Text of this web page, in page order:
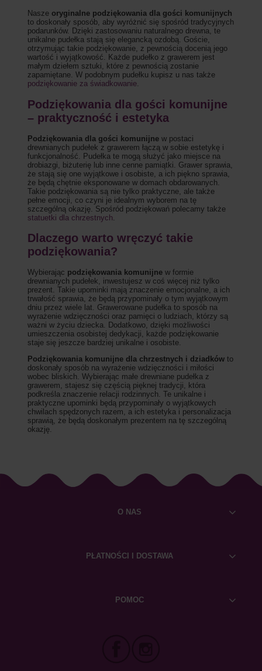
Nasze oryginalne podziękowania dla gości komunijnych
to doskonały sposób, aby wyróżnić się spośród tradycyjnych
podarunków. Dzięki zastosowaniu naturalnego drewna, te
unikalne pudełka stają się elegancką ozdobą. Goście,
otrzymując takie podziękowanie, z pewnością docenią jego
wartość i wyjątkowość. Każde pudełko z grawerem jest
małym dziełem sztuki, które z pewnością zostanie
zapamiętane. W podobnym pudełku kupisz u nas także
podziękowanie za świadkowanie.
Podziękowania dla gości komunijne
– praktyczność i estetyka
Podziękowania dla gości komunijnew postaci
drewnianych pudełek z grawerem łączą w sobie estetykę i
funkcjonalność. Pudełka te mogą służyć jako miejsce na
drobiazgi, biżuterię lub inne cenne pamiątki. Grawer sprawia,
że stają się one wyjątkowe i osobiste, a ich piękno sprawia,
że będą chętnie eksponowane w domach obdarowanych.
Takie podziękowania są nie tylko praktyczne, ale także
pełne emocji, co czyni je idealnym wyborem na tę
szczególną okazję. Spośród podziękowań polecamy także
statuetki dla chrzestnych
Dlaczego warto wręczyć takie
podziękowania?
Wybierając podziękowania komunijnew formie
drewnianych pudełek, inwestujesz w coś więcej niż tylko
prezent. Takie upominki mają znaczenie emocjonalne, a ich
trwałość sprawia, że będą przypominały o tym wyjątkowym
dniu przez wiele lat. Grawerowane pudełka to sposób na
wyrażenie wdzięczności oraz pamięci o ludziach, którzy są
ważni w życiu dziecka. Dodatkowo, dzięki możliwości
umieszczenia osobistej dedykacji, każde podziękowanie
staje się jeszcze bardziej unikalne i osobiste.
Podziękowania komunijne dla chrzestnych i dziadkówto
doskonały sposób na wyrażenie wdzięczności i miłości
wobec bliskich. Wybierając małe drewniane pudełka z
grawerem, stajesz się częścią pięknej tradycji, która
podkreśla znaczenie relacji rodzinnych. Te unikalne i
praktyczne upominki będą przypominały o wyjątkowych
chwilach spędzonych razem, a ich estetyka i personalizacja
sprawią, że będą doskonałym prezentem na tę szczególną
okazję.
O NAS
PŁATNOŚCI I DOSTAWA
POMOC